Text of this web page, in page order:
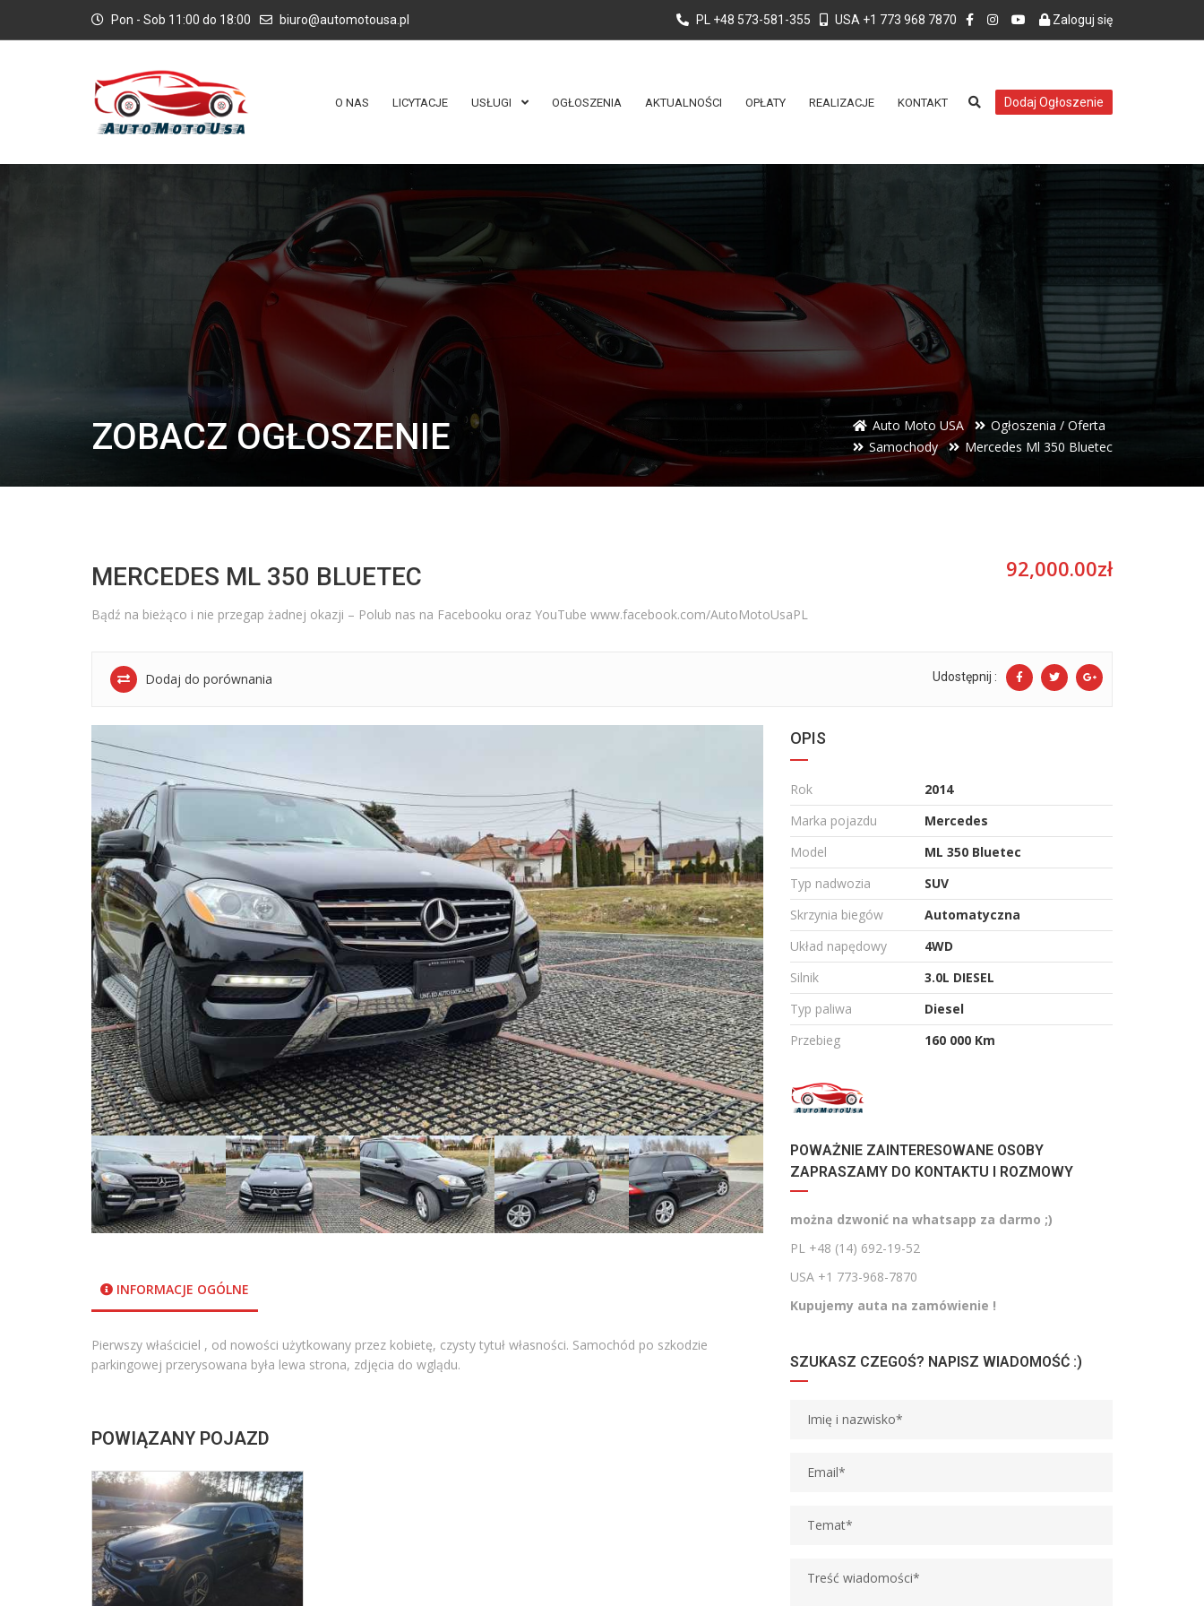
Pon - Sob 11:00 do 18:00 biuro@automotousa.pl PL +48 573-581-355 USA +1 773 968 7870 Zaloguj się
O NAS LICYTACJE USŁUGI OGŁOSZENIA AKTUALNOŚCI OPŁATY REALIZACJE KONTAKT Dodaj Ogłoszenie
ZOBACZ OGŁOSZENIE Auto Moto USA
Ogłoszenia / Oferta
Samochody
Mercedes Ml 350 Bluetec
MERCEDES ML 350 BLUETEC
Bądź na bieżąco i nie przegap żadnej okazji – Polub nas na Facebooku oraz YouTube www.facebook.com/AutoMotoUsaPL
92,000.00zł
Dodaj do porównania Udostępnij :
INFORMACJE OGÓLNE
Pierwszy właściciel , od nowości użytkowany przez kobietę, czysty tytuł własności. Samochód po szkodzie
parkingowej przerysowana była lewa strona, zdjęcia do wglądu.
POWIĄZANY POJAZD
OPIS
Rok
2014
Marka pojazdu
Mercedes
Model
ML 350 Bluetec
Typ nadwozia
SUV
Skrzynia biegów
Automatyczna
Układ napędowy
4WD
Silnik
3.0L DIESEL
Typ paliwa
Diesel
Przebieg
160 000 Km
POWAŻNIE ZAINTERESOWANE OSOBY
ZAPRASZAMY DO KONTAKTU I ROZMOWY
można dzwonić na whatsapp za darmo ;)
PL +48 (14) 692-19-52
USA +1 773-968-7870
Kupujemy auta na zamówienie !
SZUKASZ CZEGOŚ? NAPISZ WIADOMOŚĆ :)